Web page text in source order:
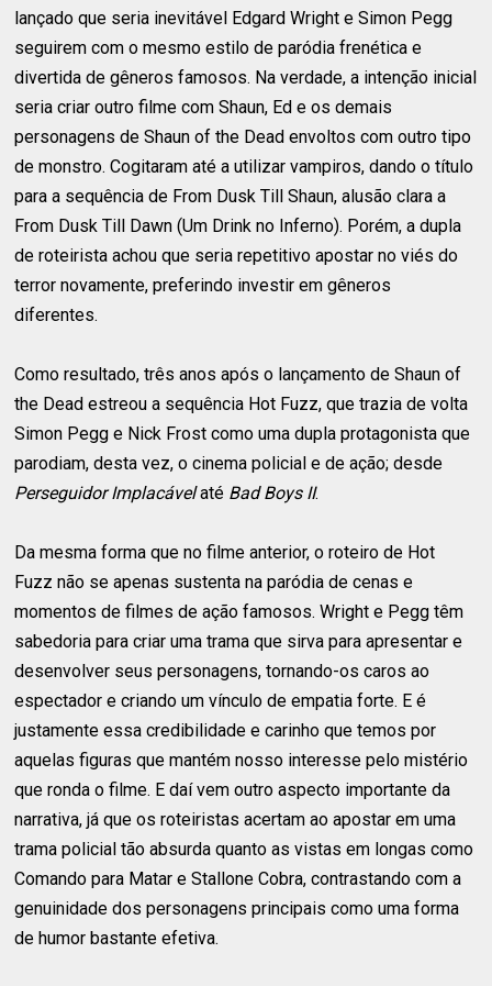
lançado que seria inevitável Edgard Wright e Simon Pegg
seguirem com o mesmo estilo de paródia frenética e
divertida de gêneros famosos. Na verdade, a intenção inicial
seria criar outro filme com Shaun, Ed e os demais
personagens de Shaun of the Dead envoltos com outro tipo
de monstro. Cogitaram até a utilizar vampiros, dando o título
para a sequência de From Dusk Till Shaun, alusão clara a
From Dusk Till Dawn (Um Drink no Inferno). Porém, a dupla
de roteirista achou que seria repetitivo apostar no viés do
terror novamente, preferindo investir em gêneros
diferentes.
Como resultado, três anos após o lançamento de Shaun of
the Dead estreou a sequência Hot Fuzz, que trazia de volta
Simon Pegg e Nick Frost como uma dupla protagonista que
parodiam, desta vez, o cinema policial e de ação; desde
Perseguidor Implacávelaté Bad Boys II.
Da mesma forma que no filme anterior, o roteiro de Hot
Fuzz não se apenas sustenta na paródia de cenas e
momentos de filmes de ação famosos. Wright e Pegg têm
sabedoria para criar uma trama que sirva para apresentar e
desenvolver seus personagens, tornando-os caros ao
espectador e criando um vínculo de empatia forte. E é
justamente essa credibilidade e carinho que temos por
aquelas figuras que mantém nosso interesse pelo mistério
que ronda o filme. E daí vem outro aspecto importante da
narrativa, já que os roteiristas acertam ao apostar em uma
trama policial tão absurda quanto as vistas em longas como
Comando para Matar e Stallone Cobra, contrastando com a
genuinidade dos personagens principais como uma forma
de humor bastante efetiva.